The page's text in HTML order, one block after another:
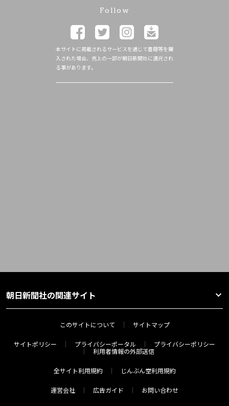
Follow
本サイトに掲載されるサービスを通じて書籍等を購
入された場合、売上の一部が朝日新聞社に還元され
る事があります。
朝日新聞社の関連サイト
このサイトについて サイトマップ
サイトポリシー プライバシーポータル
プライバシーポリシー
利用者情報の外部送信
全サイト利用規約 じんぶん堂利用規約
運営会社 広告ガイド お問い合わせ